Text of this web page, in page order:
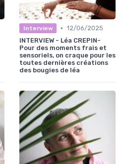
Interview • 12/06/2025
INTERVIEW - Léa CREPIN-
Pour des moments frais et
sensoriels, on craque pour les
toutes dernières créations
des bougies de léa